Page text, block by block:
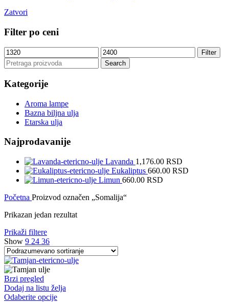
Zatvori
Filter po ceni
Minimalna
cena
Maksimalna
cena
Filter
Search
Kategorije
Aroma lampe
Bazna biljna ulja
Etarska ulja
Najprodavanije
Lavanda 1,176.00 RSD
Eukaliptus 660.00 RSD
Limun 660.00 RSD
Početna Proizvod označen „Somalija“
Prikazan jedan rezultat
Prikaži filtere
Show 9 24 36
Brzi pregled
Dodaj na listu želja
Odaberite opcijeOvaj